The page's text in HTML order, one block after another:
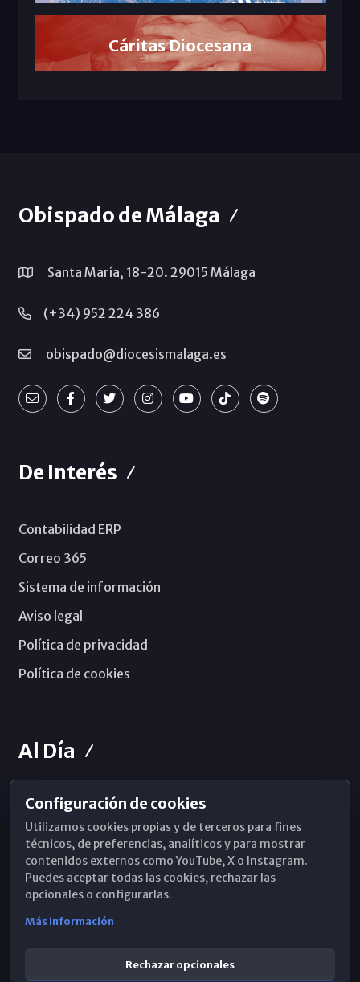
Cáritas Diocesana
Obispado de Málaga
Santa María, 18-20. 29015 Málaga
(+34) 952 224 386
obispado@diocesismalaga.es
De Interés
Contabilidad ERP
Correo 365
Sistema de información
Aviso legal
Política de privacidad
Política de cookies
Al Día
Horarios de Misa
Hemeroteca
WhatsApp
Configuración de cookies
Utilizamos cookies propias y de terceros para fines
técnicos, de preferencias, analíticos y para mostrar
contenidos externos como YouTube, X o Instagram.
Puedes aceptar todas las cookies, rechazar las
opcionales o configurarlas.
Más información
Rechazar opcionales